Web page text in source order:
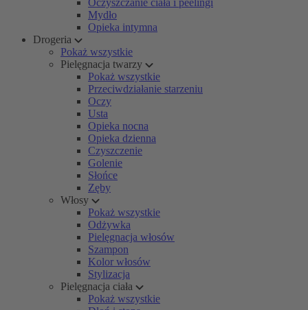
Oczyszczanie ciała i peelingi
Mydło
Opieka intymna
Drogeria
Pokaż wszystkie
Pielęgnacja twarzy
Pokaż wszystkie
Przeciwdziałanie starzeniu
Oczy
Usta
Opieka nocna
Opieka dzienna
Czyszczenie
Golenie
Słońce
Zęby
Włosy
Pokaż wszystkie
Odżywka
Pielęgnacja włosów
Szampon
Kolor włosów
Stylizacja
Pielęgnacja ciała
Pokaż wszystkie